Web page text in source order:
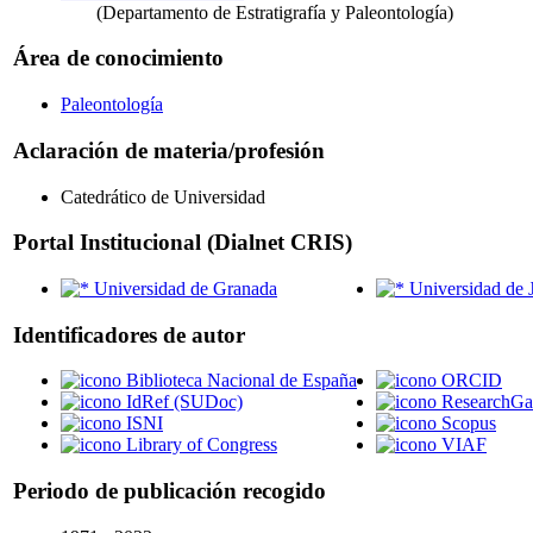
(Departamento de Estratigrafía y Paleontología)
Área de conocimiento
Paleontología
Aclaración de materia/profesión
Catedrático de Universidad
Portal Institucional (Dialnet CRIS)
Universidad de Granada Universidad de
Identificadores de autor
Biblioteca Nacional de España
IdRef (SUDoc)
ISNI
Library of Congress
ORCID
Scopus
VIAF
Periodo de publicación recogido